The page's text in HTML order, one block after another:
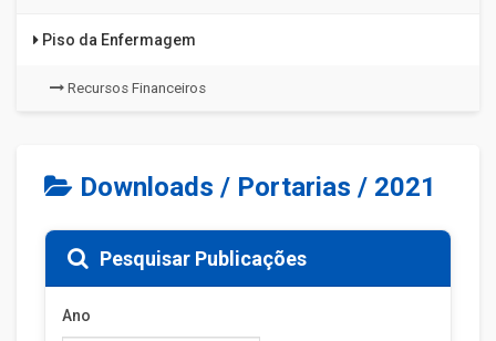
Piso da Enfermagem
Recursos Financeiros
Downloads / Portarias / 2021
Pesquisar Publicações
Ano